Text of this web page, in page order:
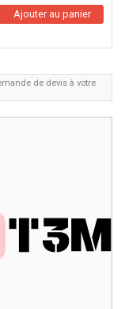
de devis à votre
Ajouter au panier